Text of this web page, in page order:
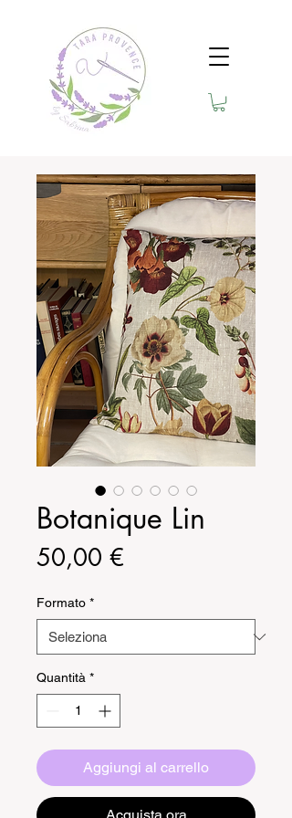
Botanique Lin
50,00 €
Formato *
Quantità *
Aggiungi al carrello